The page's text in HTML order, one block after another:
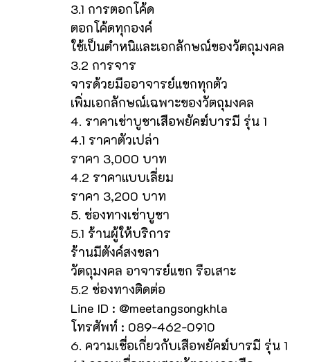
3.1 การตอกโค้ด
ตอกโค้ดทุกองค์
ใช้เป็นตำหนิและเอกลักษณ์ของวัตถุมงคล
3.2 การจาร
จารด้วยมืออาจารย์แขกทุกตัว
เพิ่มเอกลักษณ์เฉพาะของวัตถุมงคล
4. ราคาเช่าบูชาเสือพยัคฆ์บารมี รุ่น 1
4.1 ราคาตัวเปล่า
ราคา 3,000 บาท
4.2 ราคาแบบเลี่ยม
ราคา 3,200 บาท
5. ช่องทางเช่าบูชา
5.1 ร้านผู้ให้บริการ
ร้านมีตังค์สงขลา
วัตถุมงคล อาจารย์แขก รือเสาะ
5.2 ช่องทางติดต่อ
Line ID : @meetangsongkhla
โทรศัพท์ : 089-462-0910
6. ความเชื่อเกี่ยวกับเสือพยัคฆ์บารมี รุ่น 1